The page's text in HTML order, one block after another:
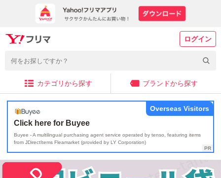
ログイン
カテゴリから探す ブランドから探す
Click here for Buyee
Buyee - A multilingual purchasing agent service operated by tenso, featuring items
from JDirectItems Fleamarket (provided by LY Corporation)
Overseas Visitors